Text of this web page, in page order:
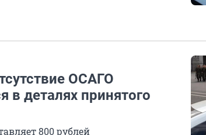
ОСАГО
в деталях принятого
800 рублей